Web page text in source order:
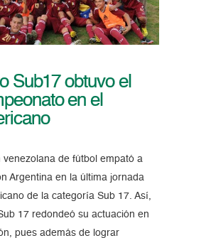
Sub17 obtuvo el
en el
venezolana de fútbol empató a
Argentina en la última jornada
de la categoría Sub 17. Así,
17 redondeó su actuación en
pues además de lograr